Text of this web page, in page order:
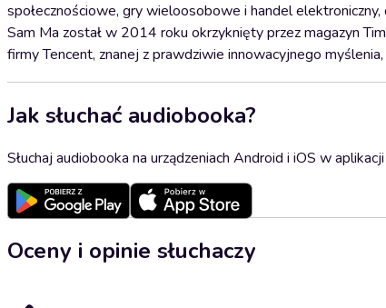
społecznościowe, gry wieloosobowe i handel
Sam Ma został w 2014 roku okrzyknięty przez magazyn
firmy Tencent, znanej z prawdziwie innowacyjnego
Jak słuchać audiobooka?
Słuchaj audiobooka na urządzeniach Android i iOS w
Oceny i opinie słuchaczy